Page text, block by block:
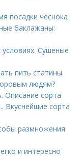
посадки чеснока
баклажаны:
Сушеные
пить статины.
людям?
Описание сорта
Вкуснейшие сорта
размножения
и интересно